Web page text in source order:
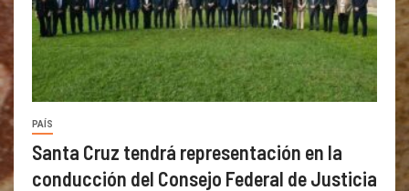
PAÍS
Santa Cruz tendrá representación en la
conducción del Consejo Federal de Justicia